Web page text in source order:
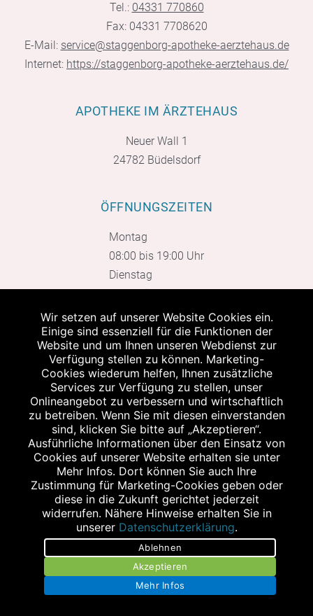
Tel.: 04331 770860
Fax: 04331 7708620
E-Mail: service@staggenborg-apotheke-aerztehaus.de
Internet: https://staggenborg-apotheke-aerztehaus.de/
APOTHEKE IM ÄRZTEHAUS
Neuer Wall 1
24782 Büdelsdorf
ÖFFNUNGSZEITEN
Montag
08:00 bis 19:00 Uhr
Dienstag
08:00 bis 18:00 Uhr
Mittwoch
08:00 bis 18:00 Uhr
Donnerstag
08:00 bis 18:00 Uhr
Freitag
08:00 bis 18:00 Uhr
WEITERE STANDORTE
STAGGENBORG - APOTHEKE IM RONDO
Wir setzen auf unserer Website Cookies ein.
Einige sind essenziell für die Funktionen der
Website und um Ihnen unseren Webdienst zur
Verfügung stellen zu können. Marketing-
Cookies wiederum helfen, Ihnen zusätzliche
Services zur Verfügung zu stellen, unser
Onlineangebot zu verbessern und wirtschaftlich
zu betreiben. Wenn Sie mit diesen einverstanden
sind, klicken Sie bitte auf „Akzeptieren“.
Ausführliche Informationen über den Einsatz von
Cookies auf unserer Website erhalten sie unter
Mehr Infos. Dort können Sie auch Ihre
Zustimmung für Marketing-Cookies geben oder
diese in die Zukunft gerichtet jederzeit
widerrufen. Nähere Hinweise erhalten Sie in
unserer Datenschutzerklärung.
Ablehnen
Akzeptieren
Mehr Infos